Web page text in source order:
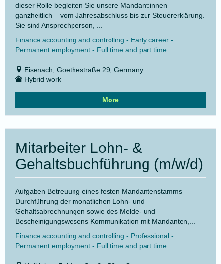
dieser Rolle begleiten Sie unsere Mandant:innen
ganzheitlich – vom Jahresabschluss bis zur Steuererklärung.
Sie sind Ansprechperson, ...
Finance accounting and controlling - Early career -
Permanent employment - Full time and part time
Eisenach, Goethestraße 29, Germany
Hybrid work
More
Mitarbeiter Lohn- &
Gehaltsbuchführung (m/w/d)
Aufgaben Betreuung eines festen Mandantenstamms
Durchführung der monatlichen Lohn- und
Gehaltsabrechnungen sowie des Melde- und
Bescheinigungswesens Kommunikation mit Mandanten,...
Finance accounting and controlling - Professional -
Permanent employment - Full time and part time